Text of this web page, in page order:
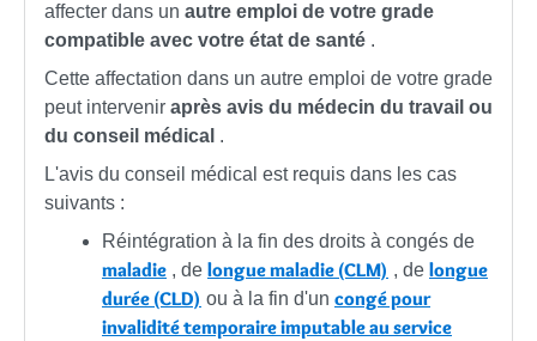
affecter dans un autre emploi de votre grade
compatible avec votre état de santé .
Cette affectation dans un autre emploi de votre grade
peut intervenir après avis du médecin du travail ou
du conseil médical .
L'avis du conseil médical est requis dans les cas
suivants :
Réintégration à la fin des droits à congés de
maladie , de longue maladie (CLM) , de longue
durée (CLD) ou à la fin d'un congé pour
invalidité temporaire imputable au service